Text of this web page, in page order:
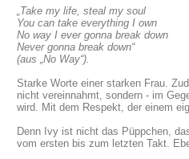
„Take my life, steal my soul
You can take everything I own
No way I ever gonna break down
Never gonna break down“
(aus „No Way“).
Starke Worte einer starken Frau.
nicht vereinnahmt, sondern - im
wird. Mit dem Respekt, der einem
Denn Ivy ist nicht das Püppchen,
vom ersten bis zum letzten Takt.